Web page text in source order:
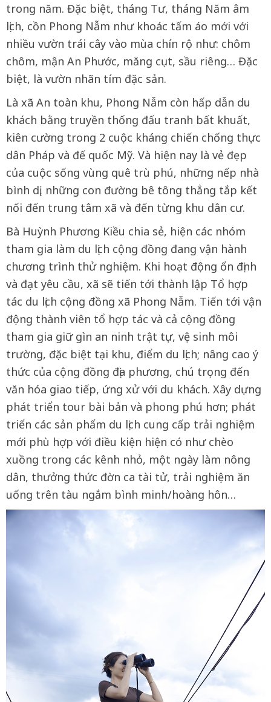
trong năm. Đặc biệt, tháng Tư, tháng Năm âm
lịch, cồn Phong Nẫm như khoác tấm áo mới với
nhiều vườn trái cây vào mùa chín rộ như: chôm
chôm, mận An Phước, măng cụt, sầu riêng… Đặc
biệt, là vườn nhãn tím đặc sản.
Là xã An toàn khu, Phong Nẫm còn hấp dẫn du
khách bằng truyền thống đấu tranh bất khuất,
kiên cường trong 2 cuộc kháng chiến chống thực
dân Pháp và đế quốc Mỹ. Và hiện nay là vẻ đẹp
của cuộc sống vùng quê trù phú, những nếp nhà
bình dị, những con đường bê tông thẳng tắp kết
nối đến trung tâm xã và đến từng khu dân cư.
Bà Huỳnh Phương Kiều chia sẻ, hiện các nhóm
tham gia làm du lịch cộng đồng đang vận hành
chương trình thử nghiệm. Khi hoạt động ổn định
và đạt yêu cầu, xã sẽ tiến tới thành lập Tổ hợp
tác du lịch cộng đồng xã Phong Nẫm. Tiến tới vận
động thành viên tổ hợp tác và cả cộng đồng
tham gia giữ gìn an ninh trật tự, vệ sinh môi
trường, đặc biệt tại khu, điểm du lịch; nâng cao ý
thức của cộng đồng địa phương, chú trọng đến
văn hóa giao tiếp, ứng xử với du khách. Xây dựng
phát triển tour bài bản và phong phú hơn; phát
triển các sản phẩm du lịch cung cấp trải nghiệm
mới phù hợp với điều kiện hiện có như chèo
xuồng trong các kênh nhỏ, một ngày làm nông
dân, thưởng thức đờn ca tài tử, trải nghiệm ăn
uống trên tàu ngắm bình minh/hoàng hôn…